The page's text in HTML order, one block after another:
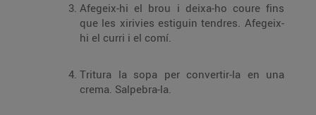
Afegeix-hi el brou i deixa-ho coure fins
que les xirivies estiguin tendres. Afegeix-
hi el curri i el comí.
Tritura la sopa per convertir-la en una
crema. Salpebra-la.